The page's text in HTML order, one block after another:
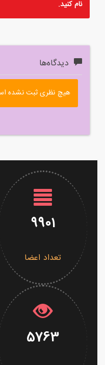
نامکنید.
دیدگاه‌ها
هیچ نظری ثبت نشده
9901
تعداد اعضا
5763